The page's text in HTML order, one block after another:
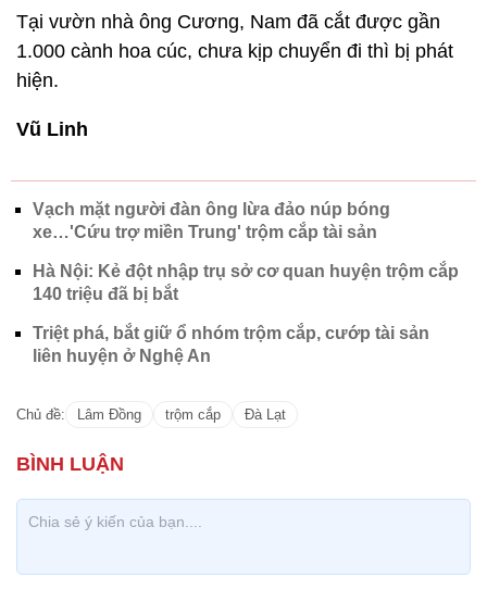
Tại vườn nhà ông Cương, Nam đã cắt được gần
1.000 cành hoa cúc, chưa kịp chuyển đi thì bị phát
hiện.
Vũ Linh
Vạch mặt người đàn ông lừa đảo núp bóng
xe…'Cứu trợ miền Trung' trộm cắp tài sản
Hà Nội: Kẻ đột nhập trụ sở cơ quan huyện trộm cắp
140 triệu đã bị bắt
Triệt phá, bắt giữ ổ nhóm trộm cắp, cướp tài sản
liên huyện ở Nghệ An
Chủ đề: Lâm Đồng trộm cắp Đà Lạt